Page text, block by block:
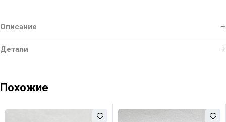
Описание
Детали
Похожие